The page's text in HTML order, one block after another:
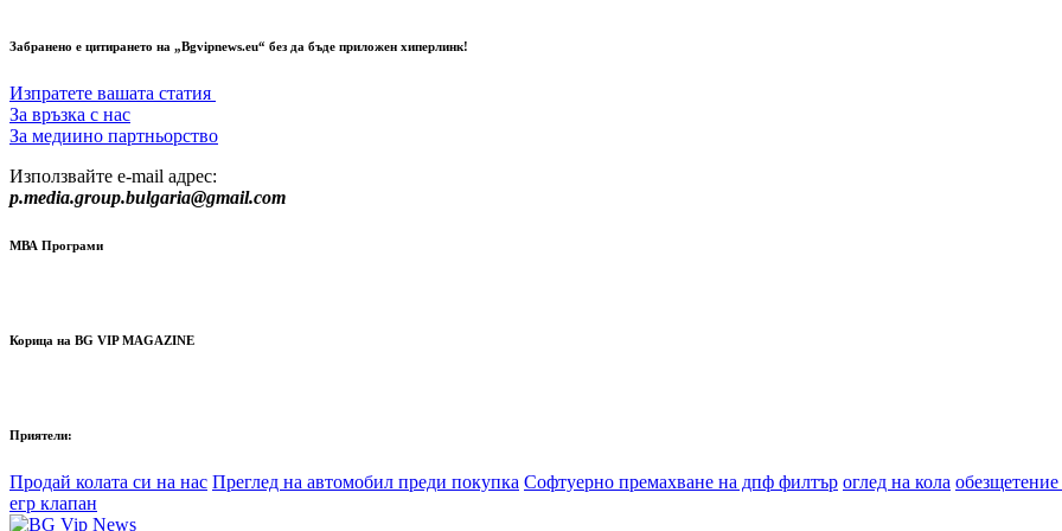
Забранено е цитирането на „Bgvipnews.eu“ без да бъде приложен хиперлинк!
Изпратете вашата статия
За връзка с нас
За медиино партньорство
Използвайте e-mail адрес:
p.media.group.bulgaria@gmail.com
МВА Програми
Корица на BG VIP MAGAZINE
Приятели:
Продай колата си на нас Преглед на автомобил преди покупка Софтуерно премахване на дпф филтър оглед на кола
егр клапан